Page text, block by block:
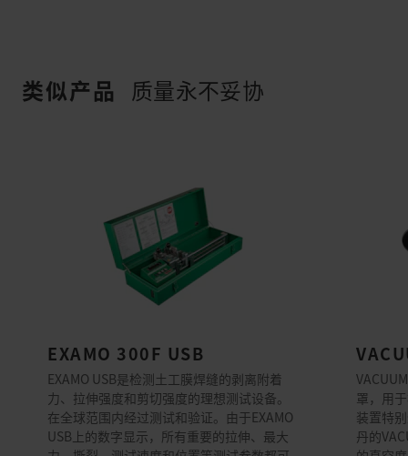
类似产品 质量永不妥协
EXAMO 300F USB
EXAMO USB是检测土工膜焊缝的剥离附着
力、拉伸强度和剪切强度的理想测试设备。
在全球范围内经过测试和验证。由于EXAMO
USB上的数字显示，所有重要的拉伸、最大
罩，用
装置特
丹的